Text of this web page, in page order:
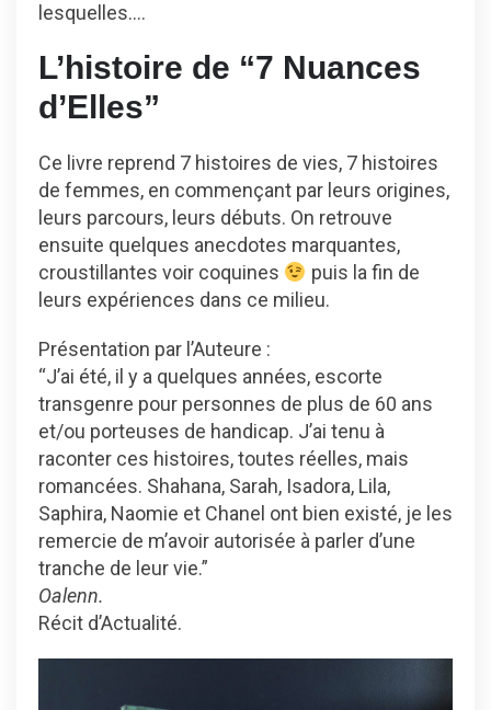
lesquelles….
L’histoire de “7 Nuances
d’Elles”
Ce livre reprend 7 histoires de vies, 7 histoires
de femmes, en commençant par leurs origines,
leurs parcours, leurs débuts. On retrouve
ensuite quelques anecdotes marquantes,
croustillantes voir coquines
puis la fin de
leurs expériences dans ce milieu.
Présentation par l’Auteure :
“J’ai été, il y a quelques années, escorte
transgenre pour personnes de plus de 60 ans
et/ou porteuses de handicap. J’ai tenu à
raconter ces histoires, toutes réelles, mais
romancées. Shahana, Sarah, Isadora, Lila,
Saphira, Naomie et Chanel ont bien existé, je les
remercie de m’avoir autorisée à parler d’une
tranche de leur vie.”
Oalenn.
Récit d’Actualité.